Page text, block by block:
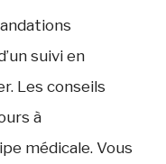
suivi en
Les conseils
à
médicale. Vous